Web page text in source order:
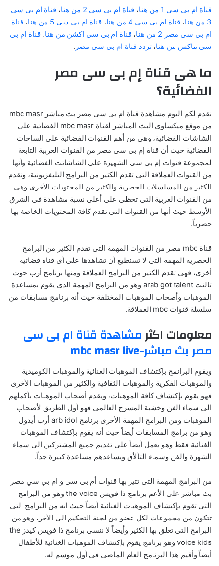
قناة ام بى سى 1 من هنا ، قناة ام بى سى 2 من هنا ، قناة ام بى سى
3 من هنا
، قناة ام بى سى 4 من هنا ، قناة ام بى سى 5 من هنا ، قناة
ام بى سى مصر 2 من هنا
، قناة ام بى سى اكشن من هنا، قناة ام بى
سى ماكس من هنا، تردد قناة ام بى سى مصر .
ما هى قناة إم بى سى مصر
الفضائية؟
نقدم لكم اليوم مشاهدة قناة ام بى سى مصر بث مباشر mbc masr
من موقع ميكساوى البث المباشر لقناة mbc masr الفضائية على
الشاشات الفضائية، وهى من أهم القنوات الفضائية على الساحات
الفضائية حيث أن قناة إم بى سى مصر من القنوات العربية التابعة
لمجموعة قنوات إم بى سى الشهيرة على الشاشاتت الفضائية وأنها
من القنوات العملاقة التى تقدم الكثير من البرامج التليفزيونية، وتقدم
الكثير من المسلسلات الحصرية والكثير من المحتويات الأخرى وهى
من القنوات العربية التى تحظى على أعلى نسبة مشاهدة فى الشرق
الأوسط حيث أنها من القنوات التى تقدم كافة المحتويات الخاصة بها
حصرياً.
قناة mbc مصر من القنوات المهمة التى تقدم الكثير من البرامج
الحصرية المهمة التى لا تستطيع أن تشاهدها على أى قناة فضائية
أخرى، فهى تقدم الكثير من البرامج العملاقة ومنها برنامج أرب جوت
تالنت arab got talent وهو من البرامج المهمة الذى يقوم بمساعدة
الموهبات وأصحاب الموهبات المختلفة حيث أنه برنامج مسابقات من
سلسلة قنوات mbc العملاقة.
معلومات اكثرمشاهدة قناة ام بى سى
مصر بث مباشر-mbc masr live
ويقوم البرانمج بإكتشاف الموهبات الغنائية والموهبات الكوميدية
والموهبات الفكرية والموهبات الثقافية والكثير من الموهبات الأخرى
فهو يقوم بإكتشاف كافة الموهبات، ويقدم أصحاب الموهبات بأكملهم
الى سماء الفن وخشبة المسرح العالمى فهو أول الطريق لأصحاب
الموهبات ومن البرامج المهمة الأخرى برنامج arb idol أرب أيدول
وهو من برامج المسابقات أيضاً حيث أنه يقوم بإكتشاف الموهبات
الغنائية فقط وهو يعمل أيضاً على تقديم جميع المشتركين الى سماء
الشهرة والفن وسماء التألأق ويساعدهم مساعدة كبيرة جداً.
من البرامج المهمة التى تتيز بها قنوات أم بى سى و ام بي سي مصر
بث مباشر على الأعم برنامج ذا فويس the voice وهو من البرامج
التى تقوم بإكتشاف الموهبات الغنائية أيضاً حيث أنه من البرامج التى
تتكون من مجموعات لكل عضو من لجنة التحكيم الى الأخر، وهو من
البرامج التى تعلق بها الكثير وأيضاً لا ننسى برنامج ذا فويس كيدز the
voice kids وهو برنامج يقوم بإكتشاف الموهبات الغنائية للأطفال
أيضاً وأقيم هذا البرنامج العام الماضى فى أول موسم له.